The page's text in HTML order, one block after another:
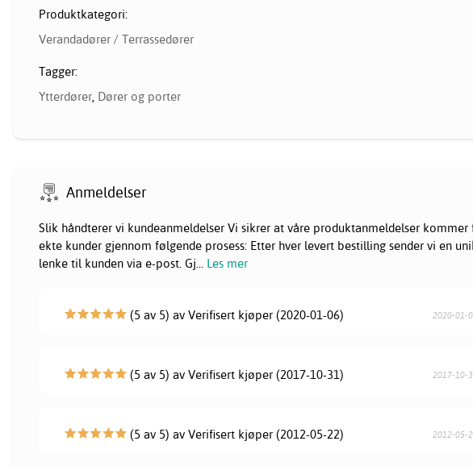
Produktkategori:
Verandadører / Terrassedører
Tagger:
Ytterdører, Dører og porter
Anmeldelser
Slik håndterer vi kundeanmeldelser Vi sikrer at våre produktanmeldelser kommer
ekte kunder gjennom følgende prosess: Etter hver levert bestilling sender vi en
lenke til kunden via e-post. Gj... Les mer
(5 av 5) av Verifisert kjøper (2020-01-06) 2020-01-
(5 av 5) av Verifisert kjøper (2017-10-31) 2017-10-
(5 av 5) av Verifisert kjøper (2012-05-22) 2012-05-